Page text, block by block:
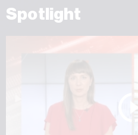
Spotlight